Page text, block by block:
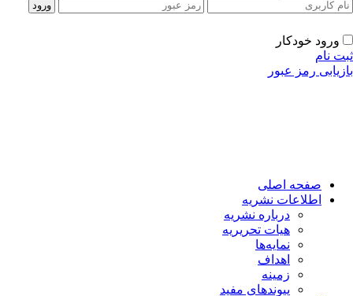
ورود خودکار
نام
رمز عبور
صفحه اصلی
اطلاعات نشریه
درباره نشریه
هیات تحریریه
نمایه‌ها
اهداف
زمینه
پیوندهای مفید